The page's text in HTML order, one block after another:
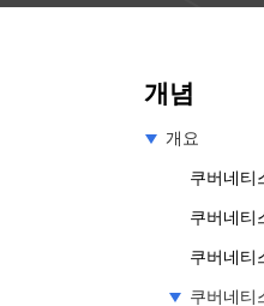
cluster that
코어 쿠버네티
개념
개요
쿠버네티
쿠버네티
쿠버네티
쿠버네티